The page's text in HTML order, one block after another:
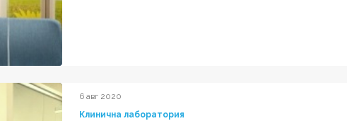
6 авг 2020
Клинична лаборатория